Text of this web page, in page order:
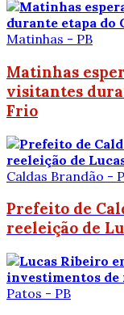
Matinhas - PB
Matinhas
visitantes
Frio
Caldas Brandão -
Prefeito de
reeleição de
Patos - PB